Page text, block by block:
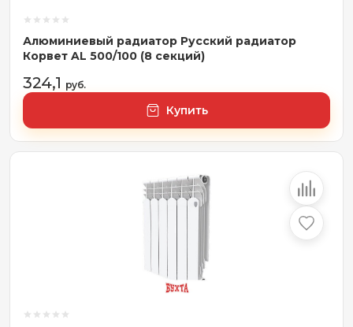
Алюминиевый радиатор Русский радиатор
Корвет AL 500/100 (8 секций)
324,1 руб.
Купить